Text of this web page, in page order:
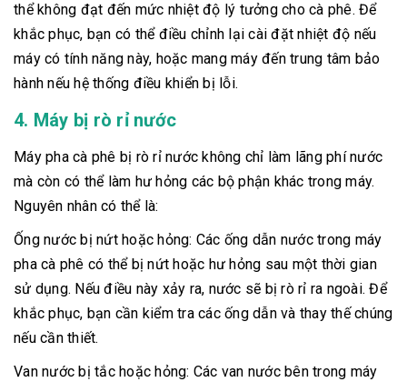
thể không đạt đến mức nhiệt độ lý tưởng cho cà phê. Để
khắc phục, bạn có thể điều chỉnh lại cài đặt nhiệt độ nếu
máy có tính năng này, hoặc mang máy đến trung tâm bảo
hành nếu hệ thống điều khiển bị lỗi.
4. Máy bị rò rỉ nước
Máy pha cà phê bị rò rỉ nước không chỉ làm lãng phí nước
mà còn có thể làm hư hỏng các bộ phận khác trong máy.
Nguyên nhân có thể là:
Ống nước bị nứt hoặc hỏng: Các ống dẫn nước trong máy
pha cà phê có thể bị nứt hoặc hư hỏng sau một thời gian
sử dụng. Nếu điều này xảy ra, nước sẽ bị rò rỉ ra ngoài. Để
khắc phục, bạn cần kiểm tra các ống dẫn và thay thế chúng
nếu cần thiết.
Van nước bị tắc hoặc hỏng: Các van nước bên trong máy